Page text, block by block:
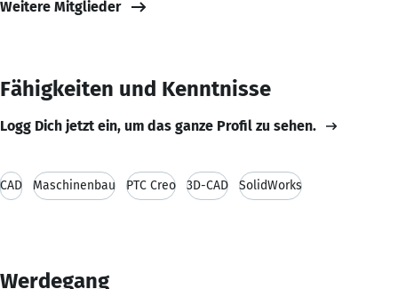
Weitere Mitglieder
Fähigkeiten und Kenntnisse
Logg Dich jetzt ein, um das ganze Profil zu sehen.
CAD Maschinenbau PTC Creo 3D-CAD SolidWorks
Werdegang